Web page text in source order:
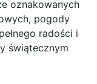
oznakowanych
pogody
radości i
świątecznym